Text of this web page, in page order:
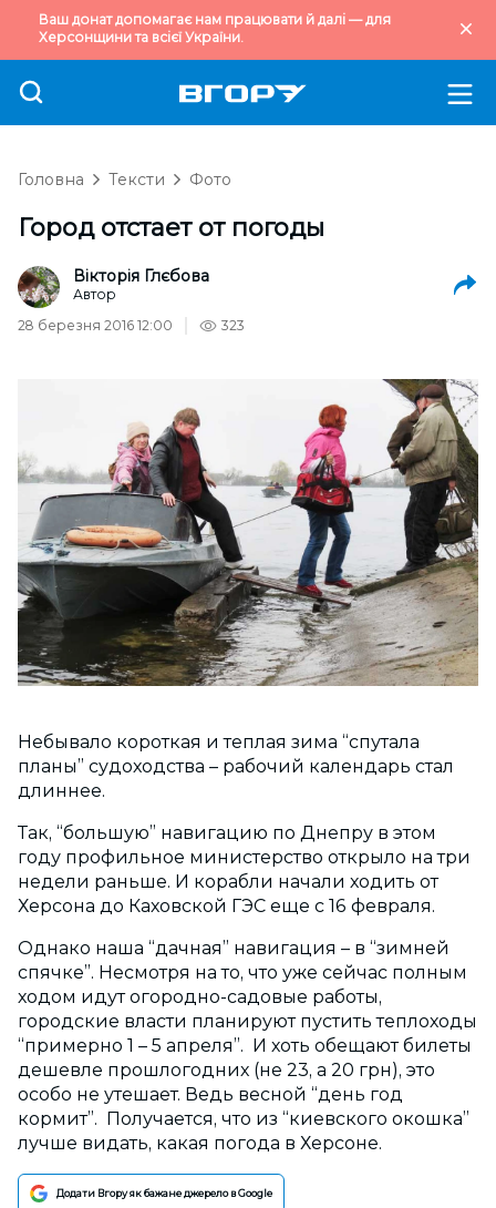
Ваш донат допомагає нам працювати й далі — для
Херсонщини та всієї України.
Головна Тексти Фото
Город отстает от погоды
Вікторія Глєбова
Автор
28 березня 2016 12:00
323
Небывало короткая и теплая зима “спутала
планы” судоходства – рабочий календарь стал
длиннее.
Так, “большую” навигацию по Днепру в этом
году профильное министерство открыло на три
недели раньше. И корабли начали ходить от
Херсона до Каховской ГЭС еще с 16 февраля.
Однако наша “дачная” навигация – в “зимней
спячке”. Несмотря на то, что уже сейчас полным
ходом идут огородно-садовые работы,
городские власти планируют пустить теплоходы
“примерно 1 – 5 апреля”. И хоть обещают билеты
дешевле прошлогодних (не 23, а 20 грн), это
особо не утешает. Ведь весной “день год
кормит”. Получается, что из “киевского окошка”
лучше видать, какая погода в Херсоне.
Додати Вгору як бажане джерело в Google